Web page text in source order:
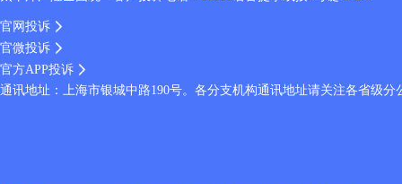
官网投诉
官微投诉
官方APP投诉
通讯地址：上海市银城中路190号。各分支机构通讯地址请关注各省级